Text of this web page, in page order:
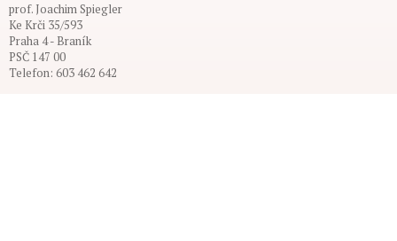
prof. Joachim Spiegler
Ke Krči 35/593
Praha 4 - Braník
PSČ 147 00
Telefon: 603 462 642